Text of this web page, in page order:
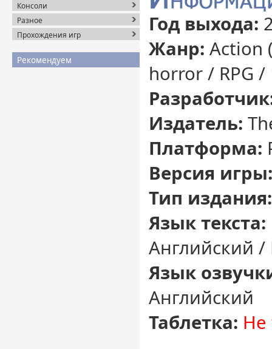
Консоли
Разное
Прохождения игр
Рекомендуем
Год выхода:
Жанр: Action
horror / RPG
Издатель:
Платформа:
Версия игры:
Тип издания:
Язык текста:
Английский /
Язык
Английский
Таблетка: Не